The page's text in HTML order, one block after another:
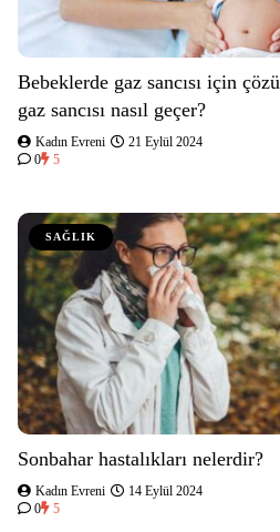
Bebeklerde gaz sancısı için
gaz sancısı nasıl geçer?
Kadın Evreni
21 Eylül 2024
0
5
SAĞLIK
Sonbahar hastalıkları nelerdir?
Kadın Evreni
14 Eylül 2024
0
5